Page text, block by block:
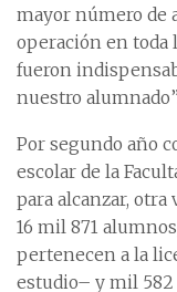
mayor número de
operación en toda
fueron
nuestro
Por segundo año
escolar de la
para alcanzar,
16 mil 871
pertenecen a la
estudio– y mil 582